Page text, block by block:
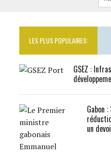
LES PLUS POPULAIRES:
GSEZ :
Gabon
un